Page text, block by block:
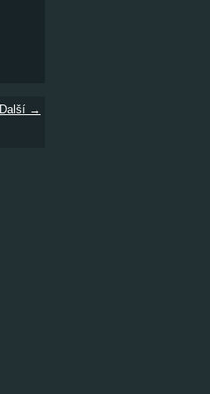
Další →